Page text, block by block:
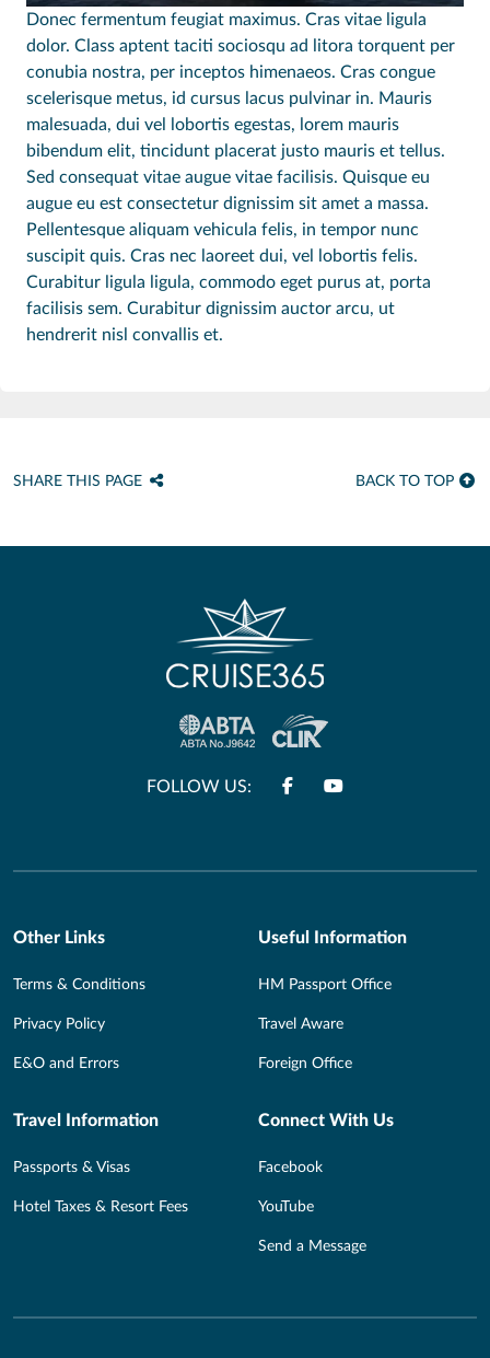
Donec fermentum feugiat maximus. Cras vitae ligula
dolor. Class aptent taciti sociosqu ad litora torquent per
conubia nostra, per inceptos himenaeos. Cras congue
scelerisque metus, id cursus lacus pulvinar in. Mauris
malesuada, dui vel lobortis egestas, lorem mauris
bibendum elit, tincidunt placerat justo mauris et tellus.
Sed consequat vitae augue vitae facilisis. Quisque eu
augue eu est consectetur dignissim sit amet a massa.
Pellentesque aliquam vehicula felis, in tempor nunc
suscipit quis. Cras nec laoreet dui, vel lobortis felis.
Curabitur ligula ligula, commodo eget purus at, porta
facilisis sem. Curabitur dignissim auctor arcu, ut
hendrerit nisl convallis et.
SHARE THIS PAGE BACK TO TOP
FOLLOW US:
Other Links
Terms & Conditions
Privacy Policy
E&O and Errors
Useful Information
HM Passport Office
Travel Aware
Foreign Office
Travel Information
Passports & Visas
Hotel Taxes & Resort Fees
Connect With Us
Facebook
YouTube
Send a Message